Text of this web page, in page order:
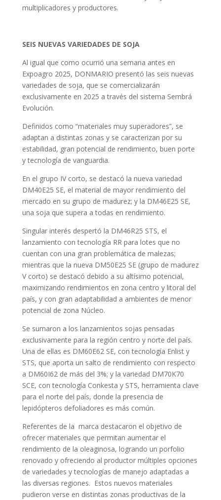
multiplicadores y productores.
SEIS NUEVAS VARIEDADES DE SOJA
Al igual que como ocurrió una semana antes en
Expoagro 2025, DONMARIO presentó las seis nuevas
variedades de soja, que se comercializarán
exclusivamente en 2025 a través del sistema Sembrá
Evolución.
Definidos como “materiales muy superadores”, se
adaptan a distintas zonas y se caracterizan por su
estabilidad, gran potencial de rendimiento, buen porte
y tecnología de vanguardia.
En el grupo IV corto, se destacó la nueva variedad
DM40E25 SE, el material de mayor rendimiento del
mercado en su grupo de madurez; y la DM46E25 SE,
una soja que supera a todas en rendimiento.
Singular interés despertó la DM46R25 STS, el
lanzamiento con tecnología RR para lotes que no
cuentan con una gran problemática de malezas;
mientras que la nueva DM50E25 SE (grupo de madurez
V corto) se destacó debido a su altísimo potencial,
maximizando rendimientos en zona centro y litoral del
país, y con gran adaptabilidad a ambientes de menor
potencial de zona Núcleo.
Se sumaron a los lanzamientos sojas pensadas
exclusivamente para la región centro y norte del país.
Una de ellas es DM60E62 SE, con tecnología Enlist y
STS, que aporta un salto de rendimiento con respecto
a DM60I62 de más del 3%; y la variedad DM70K70
SCE, con tecnología Conkesta y STS, herramienta clave
para el norte del país, donde la presencia de
lepidópteros defoliadores es más común.
Referentes de la marca destacaron el objetivo de
ofrecer materiales que permitan aumentar el
rendimiento de la oleaginosa, logrando un porfolio
renovado y ofreciendo al productor múltiples opciones
de variedades y tecnologías de manejo adaptadas a
las diversas regiones. Estos nuevos materiales
pudieron verse en distintas zonas productivas de la